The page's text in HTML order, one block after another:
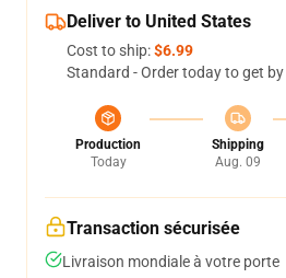
Deliver to United States
Cost to ship:$6.99
Standard - Order today to get by
Production
Today
Shipping
Aug. 09
Transaction sécurisée
Livraison mondiale à votre porte